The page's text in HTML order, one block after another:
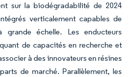
sur la biodégradabilité de 2024
verticalement capables de
grande échelle. Les enducteurs
de capacités en recherche et
à des innovateurs en résines
de marché. Parallèlement, les